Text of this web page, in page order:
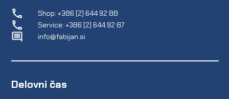
Shop: +386 (2) 644 92 88
Service: +386 (2) 644 92 87
info@fabijan.si
Delovni čas